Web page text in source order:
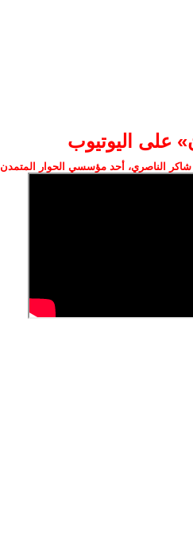
على اليوتيوب
الناصري، أحد مؤسسي الحوار المتمدن